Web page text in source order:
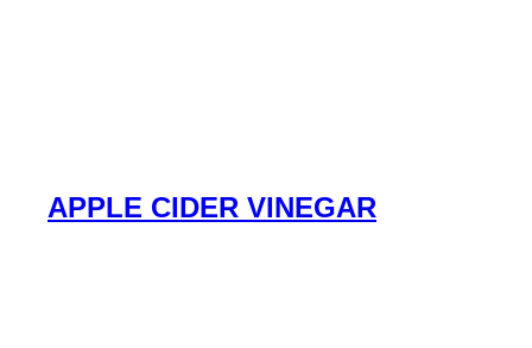
APPLE CIDER VINEGAR